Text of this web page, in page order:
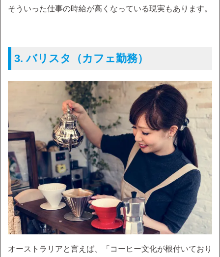
そういった仕事の時給が高くなっている現実もあります。
3. バリスタ（カフェ勤務）
オーストラリアと言えば、「コーヒー文化が根付いており